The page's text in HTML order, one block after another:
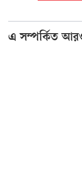
এ সম্পর্কিত